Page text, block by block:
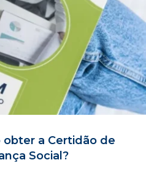
obter a Certidão de
Social?